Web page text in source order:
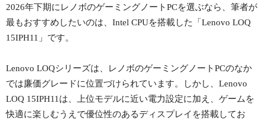
2026年下期にレノボのゲーミングノートPCを選ぶなら、筆者が
最もおすすめしたいのは、Intel CPUを搭載した「Lenovo LOQ
15IPH11」です。
Lenovo LOQシリーズは、レノボのゲーミングノートPCのなか
では廉価グレードに位置づけられています。しかし、Lenovo
LOQ 15IPH11は、上位モデルに近い電力設定に加え、ゲームを
快適に楽しむうえで優位性のあるディスプレイを搭載してお